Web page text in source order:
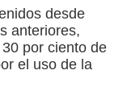
desde
anteriores,
por ciento de
el uso de la